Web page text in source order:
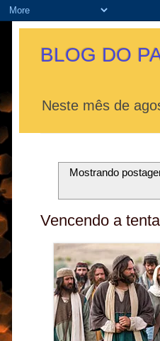
BLOG DO
Neste mês de
Mostrando
Vencendo a